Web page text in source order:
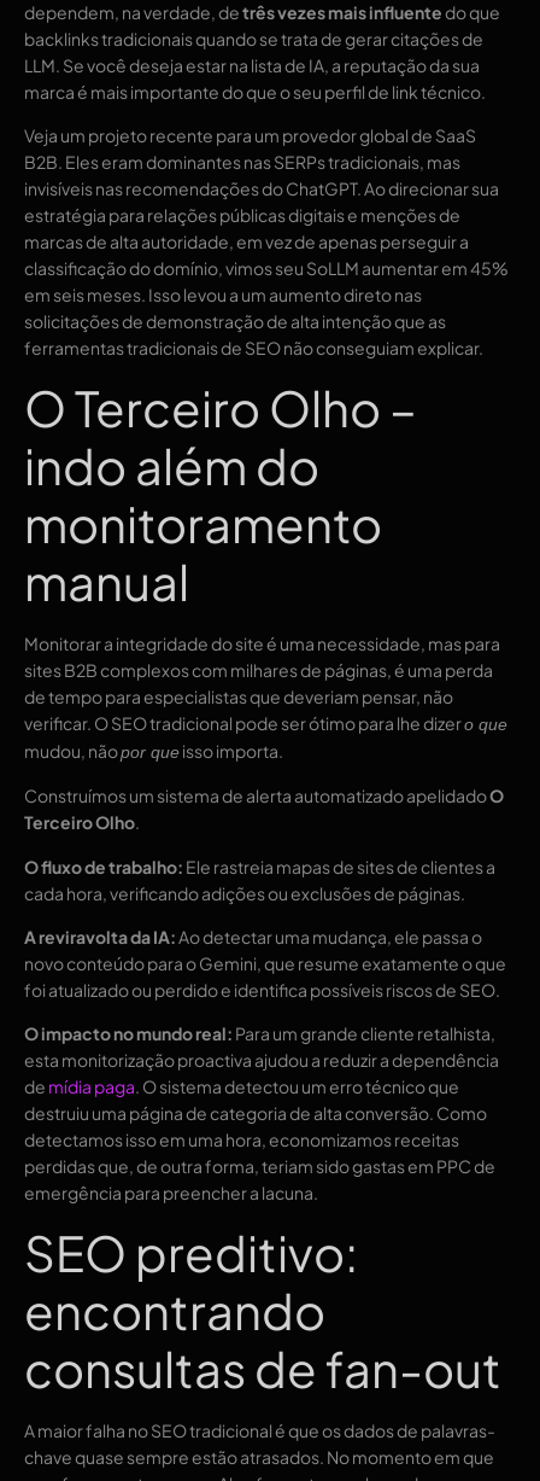
dependem, na verdade, detrês vezes mais influentedo que
backlinks tradicionais quando se trata de gerar citações de
LLM. Se você deseja estar na lista de IA, a reputação da sua
marca é mais importante do que o seu perfil de link técnico.
Veja um projeto recente para um provedor global de SaaS
B2B. Eles eram dominantes nas SERPs tradicionais, mas
invisíveis nas recomendações do ChatGPT. Ao direcionar sua
estratégia para relações públicas digitais e menções de
marcas de alta autoridade, em vez de apenas perseguir a
classificação do domínio, vimos seu SoLLM aumentar em 45%
em seis meses. Isso levou a um aumento direto nas
solicitações de demonstração de alta intenção que as
ferramentas tradicionais de SEO não conseguiam explicar.
O Terceiro Olho –
indo além do
monitoramento
manual
Monitorar a integridade do site é uma necessidade, mas para
sites B2B complexos com milhares de páginas, é uma perda
de tempo para especialistas que deveriam pensar, não
verificar. O SEO tradicional pode ser ótimo para lhe dizero que
mudou, nãopor queisso importa.
Construímos um sistema de alerta automatizado apelidadoO
Terceiro Olho.
O fluxo de trabalho: Ele rastreia mapas de sites de clientes a
cada hora, verificando adições ou exclusões de páginas.
A reviravolta da IA:Ao detectar uma mudança, ele passa o
novo conteúdo para o Gemini, que resume exatamente o que
foi atualizado ou perdido e identifica possíveis riscos de SEO.
O impacto no mundo real: Para um grande cliente retalhista,
esta monitorização proactiva ajudou a reduzir a dependência
de mídia paga. O sistema detectou um erro técnico que
destruiu uma página de categoria de alta conversão. Como
detectamos isso em uma hora, economizamos receitas
perdidas que, de outra forma, teriam sido gastas em PPC de
emergência para preencher a lacuna.
SEO preditivo:
encontrando
consultas de fan-out
A maior falha no SEO tradicional é que os dados de palavras-
chave quase sempre estão atrasados. No momento em que